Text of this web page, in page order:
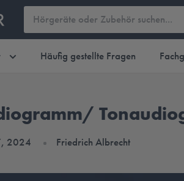
Häufig gestellte Fragen
2024 Friedrich Albrecht